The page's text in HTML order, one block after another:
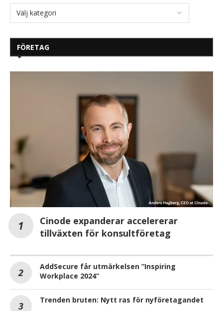
FÖRETAG
Cinode expanderar accelererar
tillväxten för konsultföretag
AddSecure får utmärkelsen ”Inspiring
Workplace 2024”
Trenden bruten: Nytt ras för nyföretagandet